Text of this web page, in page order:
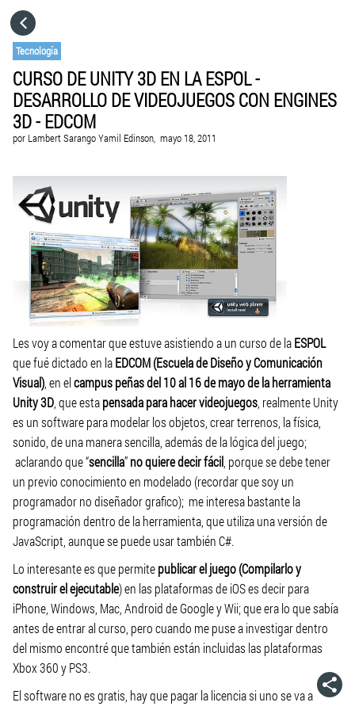
Tecnología
CURSO DE UNITY 3D EN LA ESPOL -
DESARROLLO DE VIDEOJUEGOS CON ENGINES
3D - EDCOM
por Lambert Sarango Yamil Edinson, mayo 18, 2011
Les voy a comentar que estuve asistiendo a un curso de laESPOL
que fué dictado en laEDCOM (Escuela de Diseño y Comunicación
Visual), en elcampus peñas del 10 al 16 de mayo de la herramienta
Unity 3D, que estapensada para hacer videojuegos, realmente Unity
es un software para modelar los objetos, crear terrenos, la física,
sonido, de una manera sencilla, además de la lógica del juego;
aclarando que “sencilla”no quiere decir fácil, porque se debe tener
un previo conocimiento en modelado (recordar que soy un
programador no diseñador grafico); me interesa bastante la
programación dentro de la herramienta, que utiliza una versión de
JavaScript, aunque se puede usar también C#.
Lo interesante es que permitepublicar el juego (Compilarlo y
construir el ejecutable) en las plataformas de iOS es decir para
iPhone, Windows, Mac, Android de Google y Wii; que era lo que sabía
antes de entrar al curso, pero cuando me puse a investigar dentro
del mismo encontré que también están incluidas las plataformas
Xbox 360 y PS3.
El software no es gratis, hay que pagar la licencia si uno se va a
CATEGORÍAS